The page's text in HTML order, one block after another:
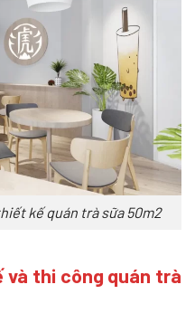
kế quán trà sữa 50m2
và thi công quán trà